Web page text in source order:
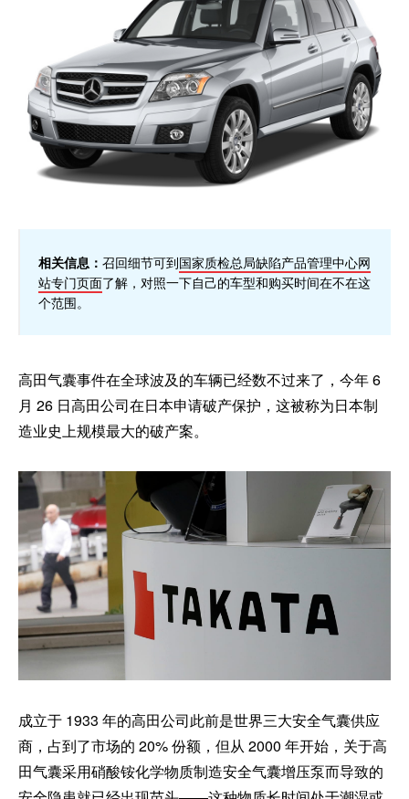
相关信息： 召回细节可到国家质检总局缺陷产品管理中心网
站专门页面了解，对照一下自己的车型和购买时间在不在这
个范围。
高田气囊事件在全球波及的车辆已经数不过来了，今年 6
月 26 日高田公司在日本申请破产保护，这被称为日本制
造业史上规模最大的破产案。
成立于 1933 年的高田公司此前是世界三大安全气囊供应
商，占到了市场的 20% 份额，但从 2000 年开始，关于高
田气囊采用硝酸铵化学物质制造安全气囊增压泵而导致的